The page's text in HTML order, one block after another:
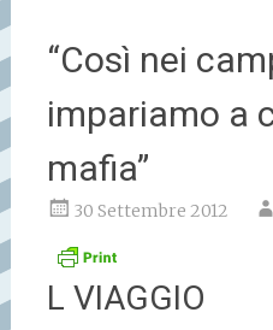
“Così nei
impariamo a
mafia”
30 Settembre 2012
L VIAGGIO